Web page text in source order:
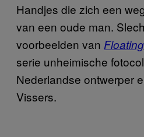
Handjes die zich een
van een oude man.
voorbeelden van
serie unheimische
Nederlandse ontwerper
Vissers.